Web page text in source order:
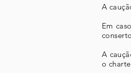
A
Em
A
o